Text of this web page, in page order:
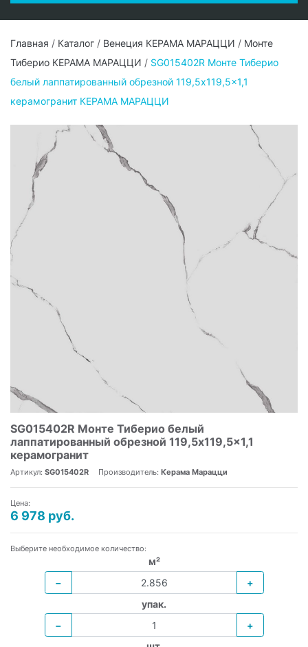
Главная / Каталог / Венеция КЕРАМА МАРАЦЦИ / Монте
Тиберио КЕРАМА МАРАЦЦИ / SG015402R Монте Тиберио
белый лаппатированный обрезной 119,5x119,5x1,1
керамогранит КЕРАМА МАРАЦЦИ
SG015402R Монте Тиберио белый
лаппатированный обрезной 119,5x119,5x1,1
керамогранит
Артикул: SG015402R Производитель: Керама Марацци
Цена:
6 978 руб.
Выберите необходимое количество:
м²
−
+
упак.
−
+